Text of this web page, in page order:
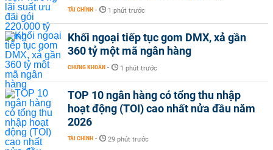
TÀI CHÍNH - 1 phút trước
Khối ngoại tiếp tục gom DMX, xả gần
360 tỷ một mã ngân hàng
CHỨNG KHOÁN - 1 phút trước
TOP 10 ngân hàng có tổng thu nhập
hoạt động (TOI) cao nhất nửa đầu năm
2026
TÀI CHÍNH - 29 phút trước